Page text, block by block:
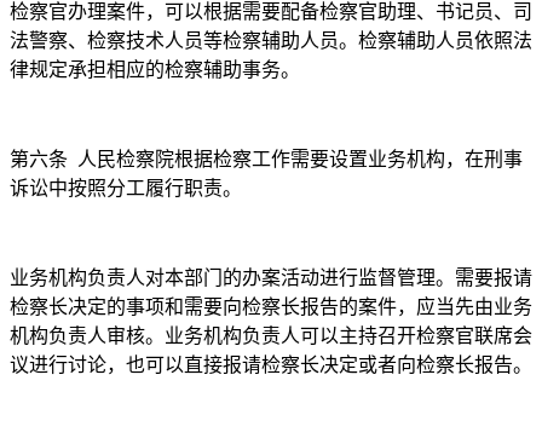
检察官办理案件，可以根据需要配备检察官助理、书记员、司
法警察、检察技术人员等检察辅助人员。检察辅助人员依照法
律规定承担相应的检察辅助事务。
第六条
人民检察院根据检察工作需要设置业务机构，在刑事
诉讼中按照分工履行职责。
业务机构负责人对本部门的办案活动进行监督管理。需要报请
检察长决定的事项和需要向检察长报告的案件，应当先由业务
机构负责人审核。业务机构负责人可以主持召开检察官联席会
议进行讨论，也可以直接报请检察长决定或者向检察长报告。